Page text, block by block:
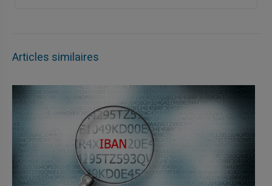
Articles similaires